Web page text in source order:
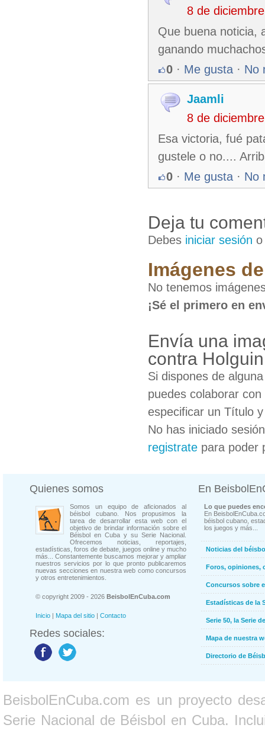
8 de
Que buena noticia,
ganando
0 · Me gusta · No
Jaamli
8 de
Esa victoria, fué
gustele o no....
0 · Me gusta · No
Deja tu
Debes iniciar sesión
Imágenes
No tenemos
¡Sé el primero en
Envía una
contra Holguin
Si dispones de
puedes colaborar
especificar un Título
No has iniciado
registrate para poder
Quienes somos
Somos un equipo de aficionados al
béisbol cubano. Nos propusimos la
tarea de desarrollar esta web con el
objetivo de brindar información sobre el
Béisbol en Cuba y su Serie Nacional.
Ofrecemos noticias, reportajes,
estadísticas, foros de debate, juegos online y mucho
más... Constantemente buscamos mejorar y ampliar
nuestros servicios por lo que pronto publicaremos
nuevas secciones en nuestra web como concursos
y otros entretenimientos.
© copyright 2009 - 2026 BeisbolEnCuba.com
Inicio | Mapa del sitio | Contacto
Redes sociales:
En
Lo que puedes
En
béisbol cubano,
los juegos y más...
Noticias del
Foros, opiniones,
Concursos sobre
Estadísticas de la
Serie 50, la Serie
Mapa de nuestra
Directorio de
BeisbolEnCuba.com es un proyecto
Serie Nacional de Béisbol en Cuba.